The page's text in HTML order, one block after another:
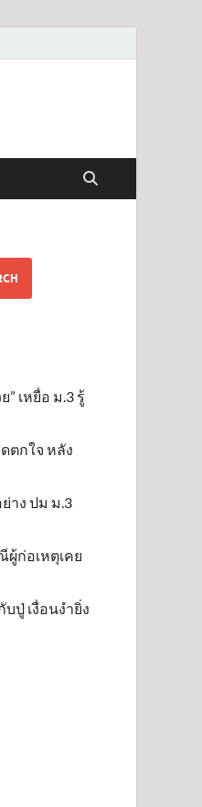
เหยื่อ ม.3 รู้
ตกใจ หลัง
าง ปม ม.3
ผู้ก่อเหตุเคย
ปู่ เงื่อนงำยิ่ง